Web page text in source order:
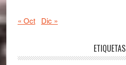
« Oct Dic »
ETIQUETAS